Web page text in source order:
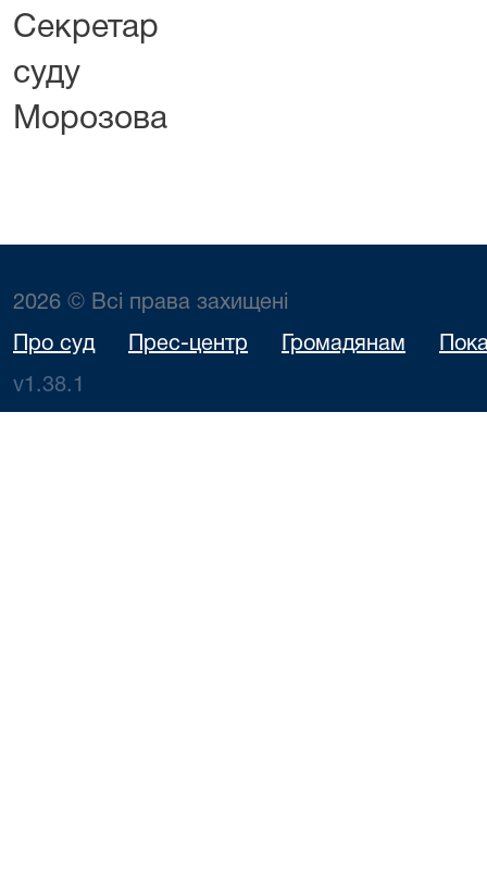
Секретар
суду
Морозова
2026 © Всі права захищені
Про суд Прес-центр Громадянам
v1.38.1